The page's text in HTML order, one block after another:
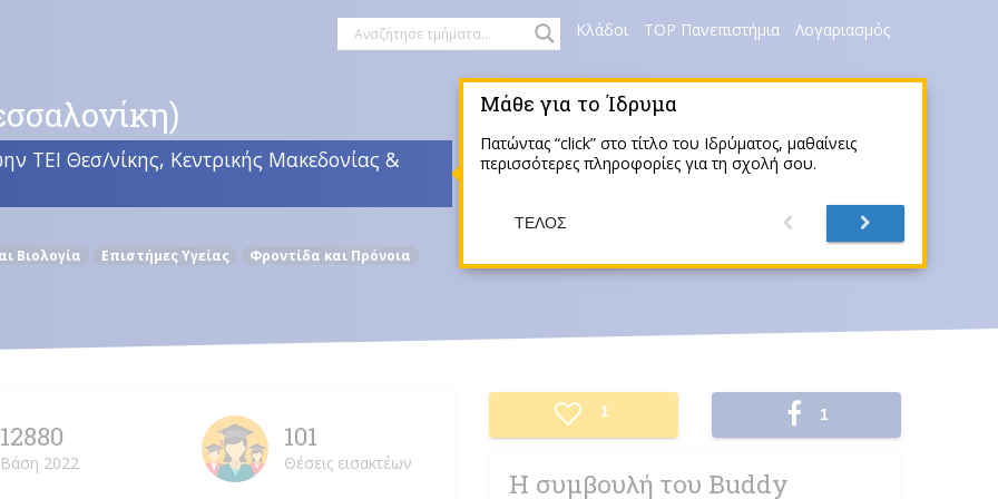
Κλάδοι TOP Πανεπιστήμια Λογαριασμός
ΤΕΙ Θεσ/νίκης, Κεντρικής Μακεδονίας &
Βιολογία Επιστήμες Υγείας
Φροντίδα και Πρόνοια
12880
Βάση 2022
101
Θέσεις εισακτέων
1
Facebook
Share
1
Η συμβουλή του Buddy
Μάθε για το Ίδρυμα
Πατώντας “click” στο τίτλο του Ιδρύματος, μαθαίνεις
περισσότερες πληροφορίες για τη σχολή σου.
ΤΈΛΟΣ